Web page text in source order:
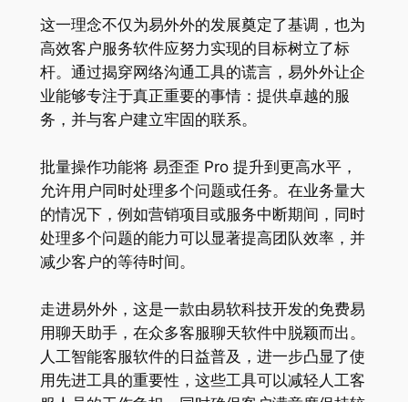
这一理念不仅为易外外的发展奠定了基调，也为
高效客户服务软件应努力实现的目标树立了标
杆。通过揭穿网络沟通工具的谎言，易外外让企
业能够专注于真正重要的事情：提供卓越的服
务，并与客户建立牢固的联系。
批量操作功能将 易歪歪 Pro 提升到更高水平，
允许用户同时处理多个问题或任务。在业务量大
的情况下，例如营销项目或服务中断期间，同时
处理多个问题的能力可以显著提高团队效率，并
减少客户的等待时间。
走进易外外，这是一款由易软科技开发的免费易
用聊天助手，在众多客服聊天软件中脱颖而出。
人工智能客服软件的日益普及，进一步凸显了使
用先进工具的重要性，这些工具可以减轻人工客